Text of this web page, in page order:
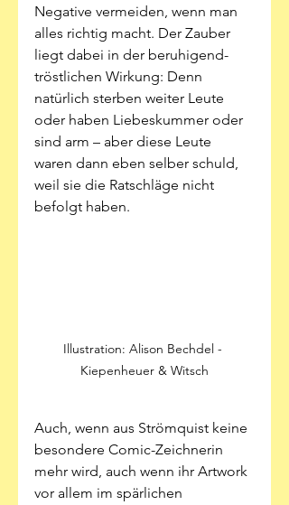
Negative vermeiden, wenn man
alles richtig macht. Der Zauber
liegt dabei in der beruhigend-
tröstlichen Wirkung: Denn
natürlich sterben weiter Leute
oder haben Liebeskummer oder
sind arm – aber diese Leute
waren dann eben selber schuld,
weil sie die Ratschläge nicht
befolgt haben.
Illustration: Alison Bechdel -
Kiepenheuer & Witsch
Auch, wenn aus Strömquist keine
besondere Comic-Zeichnerin
mehr wird, auch wenn ihr Artwork
vor allem im spärlichen